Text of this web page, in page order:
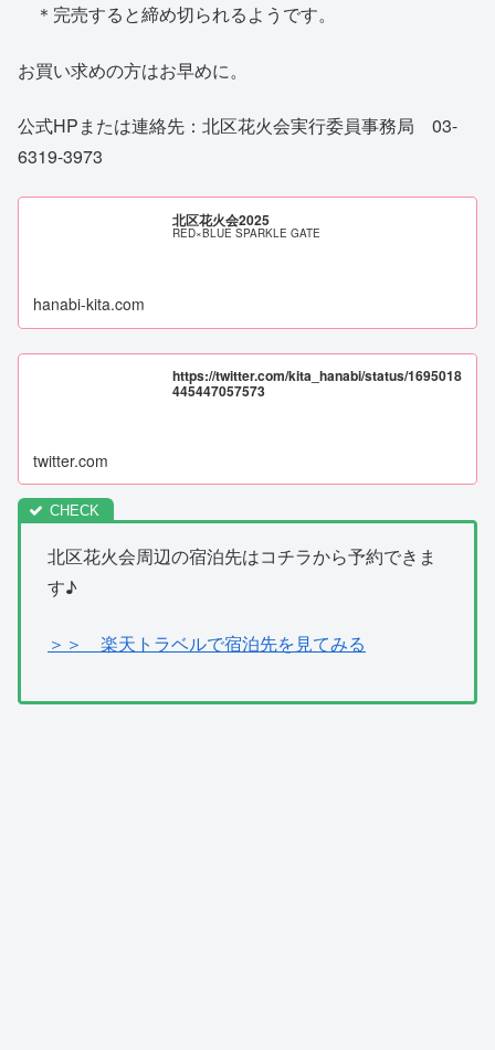
＊完売すると締め切られるようです。
お買い求めの方はお早めに。
公式HPまたは連絡先：北区花火会実行委員事務局 03-
6319-3973
北区花火会2025
RED×BLUE SPARKLE GATE
hanabi-kita.com
https://twitter.com/kita_hanabi/status/1695018
445447057573
twitter.com
北区花火会周辺の宿泊先はコチラから予約できま
す♪
＞＞ 楽天トラベルで宿泊先を見てみる